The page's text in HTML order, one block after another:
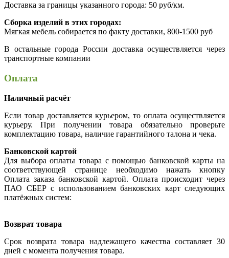
Доставка за границы указанного города: 50 руб/км.
Сборка изделий в этих городах:
Мягкая мебель собирается по факту доставки, 800-1500 руб
В остальные города России доставка осуществляется через
транспортные компании
Оплата
Наличный расчёт
Если товар доставляется курьером, то оплата осуществляется
курьеру. При получении товара обязательно проверьте
комплектацию товара, наличие гарантийного талона и чека.
Банковской картой
Для выбора оплаты товара с помощью банковской карты на
соответствующей странице необходимо нажать кнопку
Оплата заказа банковской картой. Оплата происходит через
ПАО СБЕР с использованием банковских карт следующих
платёжных систем:
Возврат товара
Срок возврата товара надлежащего качества составляет 30
дней с момента получения товара.